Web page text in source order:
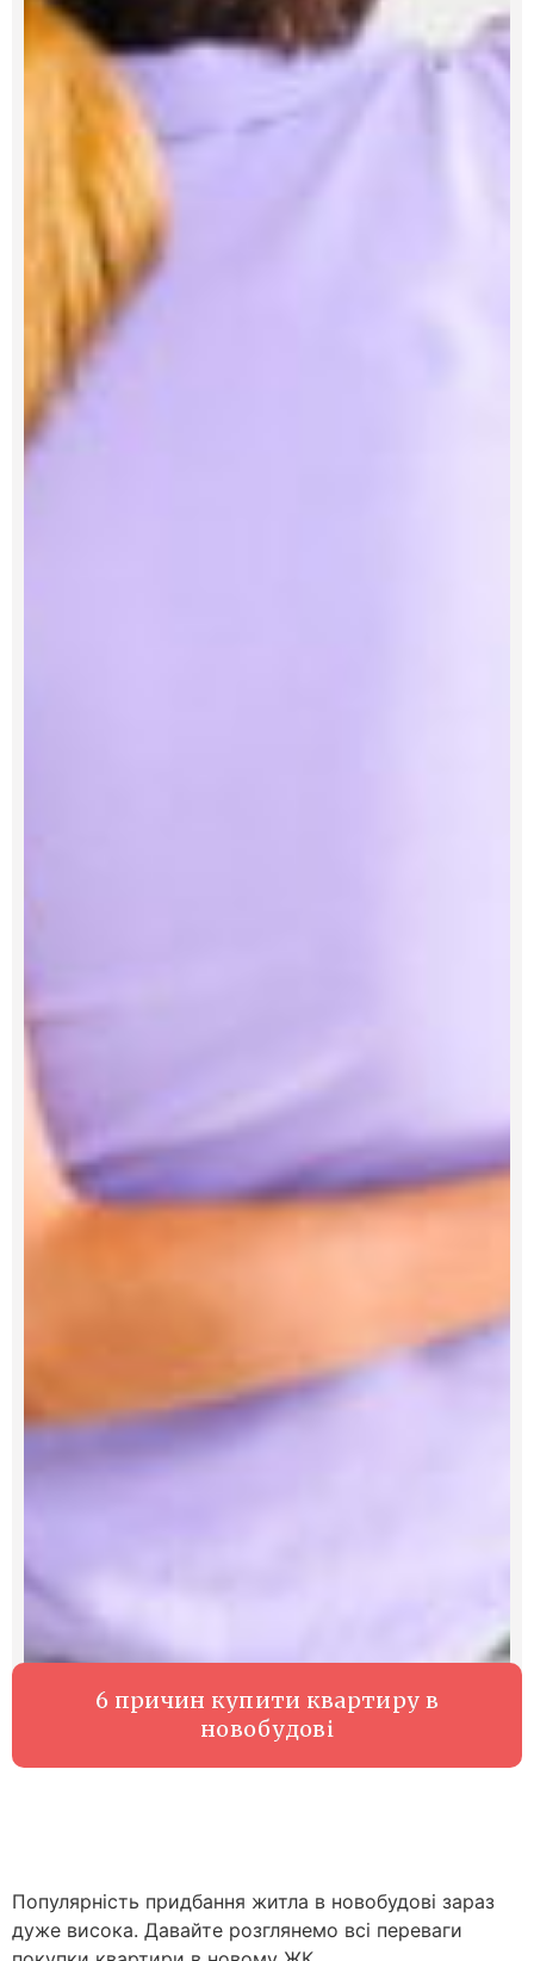
6 причин купити квартиру в
новобудові
Популярність придбання житла в новобудові зараз
дуже висока. Давайте розглянемо всі переваги